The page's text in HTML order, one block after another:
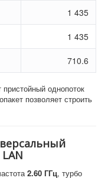
1 435
1 435
710.6
однопоток
позволяет строить
2.60 ГГц, турбо